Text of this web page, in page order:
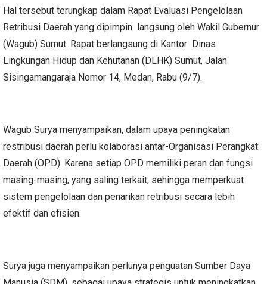
Hal tersebut terungkap dalam Rapat Evaluasi Pengelolaan
Retribusi Daerah yang dipimpin langsung oleh Wakil Gubernur
(Wagub) Sumut. Rapat berlangsung di Kantor Dinas
Lingkungan Hidup dan Kehutanan (DLHK) Sumut, Jalan
Sisingamangaraja Nomor 14, Medan, Rabu (9/7).
Wagub Surya menyampaikan, dalam upaya peningkatan
restribusi daerah perlu kolaborasi antar-Organisasi Perangkat
Daerah (OPD). Karena setiap OPD memiliki peran dan fungsi
masing-masing, yang saling terkait, sehingga memperkuat
sistem pengelolaan dan penarikan retribusi secara lebih
efektif dan efisien.
Surya juga menyampaikan perlunya penguatan Sumber Daya